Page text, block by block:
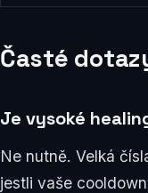
Časté
Je vysoké
Ne nutně. Velká
jestli vaše